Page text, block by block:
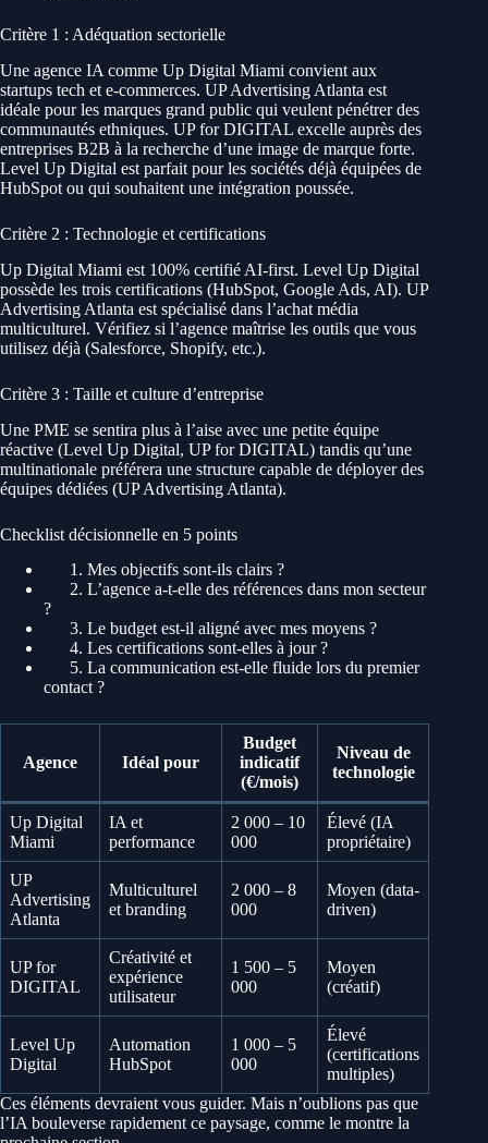
Critère 1 : Adéquation sectorielle
Une agence IA comme Up Digital Miami convient aux
startups tech et e-commerces. UP Advertising Atlanta est
idéale pour les marques grand public qui veulent pénétrer des
communautés ethniques. UP for DIGITAL excelle auprès des
entreprises B2B à la recherche d’une image de marque forte.
Level Up Digital est parfait pour les sociétés déjà équipées de
HubSpot ou qui souhaitent une intégration poussée.
Critère 2 : Technologie et certifications
Up Digital Miami est 100% certifié AI-first. Level Up Digital
possède les trois certifications (HubSpot, Google Ads, AI). UP
Advertising Atlanta est spécialisé dans l’achat média
multiculturel. Vérifiez si l’agence maîtrise les outils que vous
utilisez déjà (Salesforce, Shopify, etc.).
Critère 3 : Taille et culture d’entreprise
Une PME se sentira plus à l’aise avec une petite équipe
réactive (Level Up Digital, UP for DIGITAL) tandis qu’une
multinationale préférera une structure capable de déployer des
équipes dédiées (UP Advertising Atlanta).
Checklist décisionnelle en 5 points
1. Mes objectifs sont-ils clairs ?
2. L’agence a-t-elle des références dans mon secteur
?
3. Le budget est-il aligné avec mes moyens ?
4. Les certifications sont-elles à jour ?
5. La communication est-elle fluide lors du premier
contact ?
Agence Idéal pour
Budget
indicatif
(€/mois)
Niveau de
technologie
Up Digital
Miami
IA et
performance
2 000 – 10
000
Élevé (IA
propriétaire)
UP
Advertising
Atlanta
Multiculturel
et branding
2 000 – 8
000
Moyen (data-
driven)
UP for
DIGITAL
Créativité et
expérience
utilisateur
1 500 – 5
000
Moyen
(créatif)
Level Up
Digital
Automation
HubSpot
1 000 – 5
000
Élevé
(certifications
multiples)
Ces éléments devraient vous guider. Mais n’oublions pas que
l’IA bouleverse rapidement ce paysage, comme le montre la